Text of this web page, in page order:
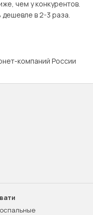
чем у конкурентов.
в 2-3 раза.
компаний России